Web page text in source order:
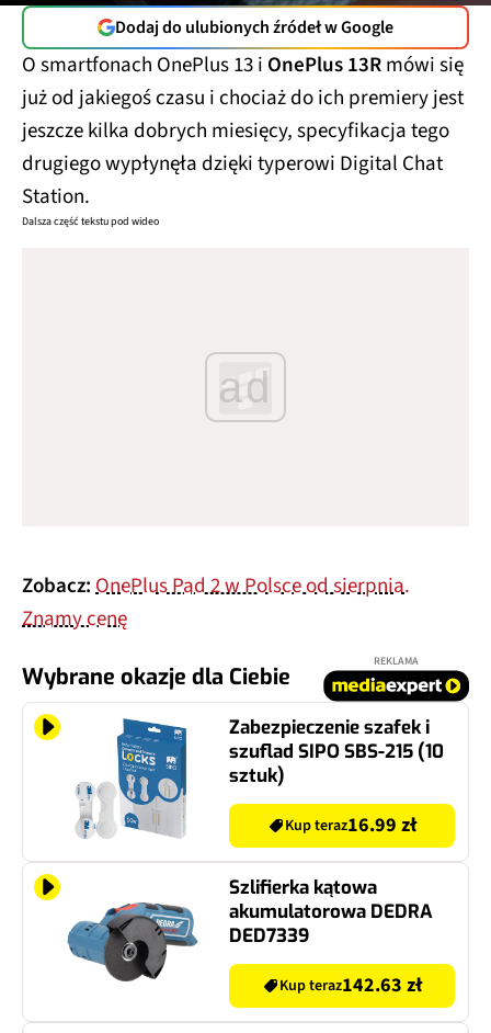
Dodaj do ulubionych źródeł w Google
O smartfonach OnePlus 13 i OnePlus 13Rmówi się
już od jakiegoś czasu i chociaż do ich premiery jest
jeszcze kilka dobrych miesięcy, specyfikacja tego
drugiego wypłynęła dzięki typerowi Digital Chat
Station.
Dalsza część tekstu pod wideo
ad
Zobacz:OnePlus Pad 2 w Polsce od sierpnia.
Znamy cenę
Wybrane okazje dla Ciebie
REKLAMA
Zabezpieczenie szafek i
szuflad SIPO SBS-215 (10
sztuk)
Kup teraz16.99 zł
Szlifierka kątowa
akumulatorowa DEDRA
DED7339
Kup teraz142.63 zł